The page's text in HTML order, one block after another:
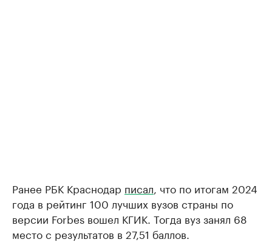
Ранее РБК Краснодар писал , что по итогам 2024
года в рейтинг 100 лучших вузов страны по
версии Forbes вошел КГИК. Тогда вуз занял 68
место с результатов в 27,51 баллов.